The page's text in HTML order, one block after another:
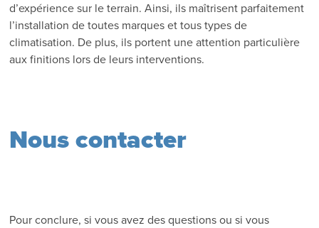
d’expérience sur le terrain. Ainsi, ils maîtrisent parfaitement
l’installation de toutes marques et tous types de
climatisation. De plus, ils portent une attention particulière
aux finitions lors de leurs interventions.
Nous contacter
Pour conclure, si vous avez des questions ou si vous